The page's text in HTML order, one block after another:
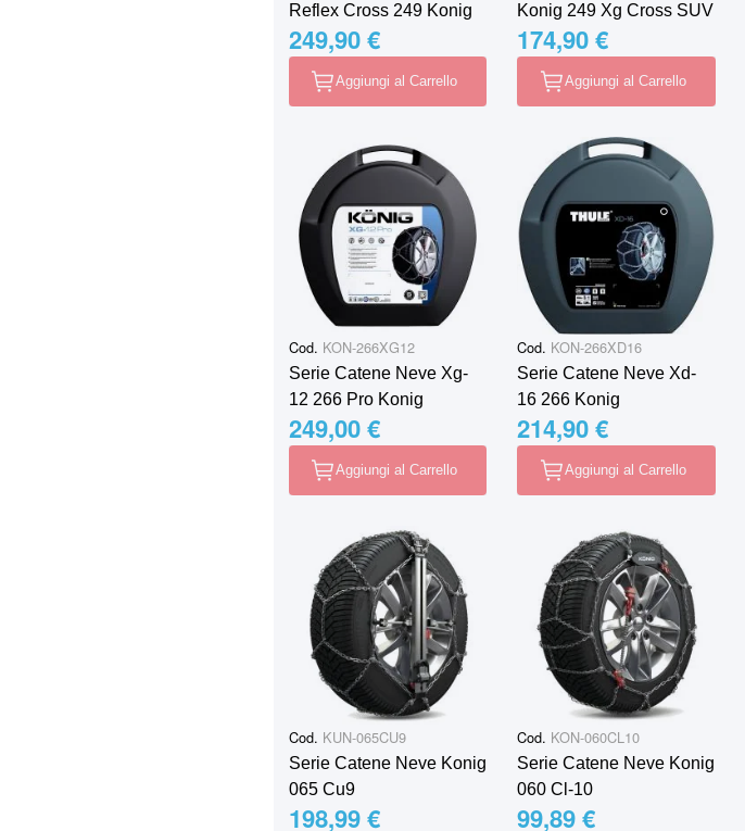
Reflex Cross 249 Konig
249,90 €
Aggiungi al Carrello
Konig 249 Xg Cross SUV
174,90 €
Aggiungi al Carrello
Cod. KON-266XG12
Serie Catene Neve Xg-
12 266 Pro Konig
249,00 €
Aggiungi al Carrello
Cod. KON-266XD16
Serie Catene Neve Xd-
16 266 Konig
214,90 €
Aggiungi al Carrello
Cod. KUN-065CU9
Serie Catene Neve Konig
065 Cu9
198,99 €
Cod. KON-060CL10
Serie Catene Neve Konig
060 Cl-10
99,89 €